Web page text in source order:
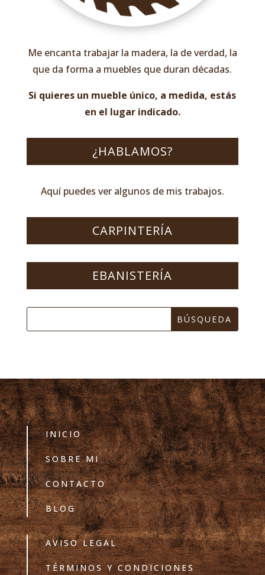
Me encanta trabajar la madera, la de verdad, la
que da forma a muebles que duran décadas.
Si quieres un mueble único, a medida, estás
en el lugar indicado.
¿HABLAMOS?
Aquí puedes ver algunos de mis trabajos.
CARPINTERÍA
EBANISTERÍA
INICIO
SOBRE MI
CONTACTO
BLOG
AVISO LEGAL
TÉRMINOS Y CONDICIONES